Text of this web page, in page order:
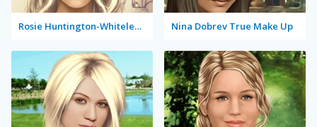
Rosie Huntington-Whiteley True Make Up Nina Dobrev True Make Up